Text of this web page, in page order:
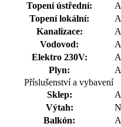
Topení ústřední:
Topení lokální:
Kanalizace:
Vodovod:
Elektro 230V:
Plyn:
Příslušenství a vybavení
Sklep:
Výtah:
Balkón: